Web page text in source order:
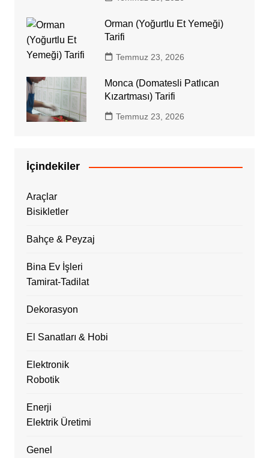
Orman (Yoğurtlu Et Yemeği)
Tarifi
Temmuz 23, 2026
Monca (Domatesli Patlıcan
Kızartması) Tarifi
Temmuz 23, 2026
İçindekiler
Araçlar
Bisikletler
Bahçe & Peyzaj
Bina Ev İşleri
Tamirat-Tadilat
Dekorasyon
El Sanatları & Hobi
Elektronik
Robotik
Enerji
Elektrik Üretimi
Genel